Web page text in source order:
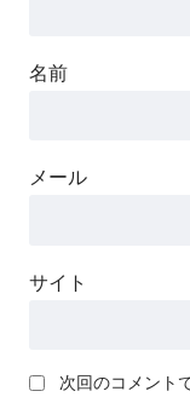
名前
メール
サイト
次回のコメント